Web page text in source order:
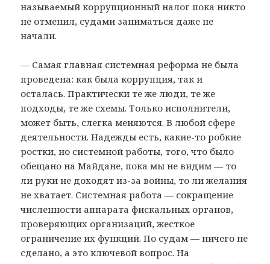
называемый коррупционный налог пока никто
не отменил, судами заниматься даже не
начали.
— Самая главная системная реформа не была
проведена: как была коррупция, так и
осталась. Практически те же люди, те же
подходы, те же схемы. Только исполнители,
может быть, слегка меняются. В любой сфере
деятельности. Надежды есть, какие-то робкие
ростки, но системной работы, того, что было
обещано на Майдане, пока мы не видим — то
ли руки не доходят из-за войны, то ли желания
не хватает. Системная работа — сокращение
численности аппарата фискальных органов,
проверяющих организаций, жесткое
ограничение их функций. По судам — ничего не
сделано, а это ключевой вопрос. На